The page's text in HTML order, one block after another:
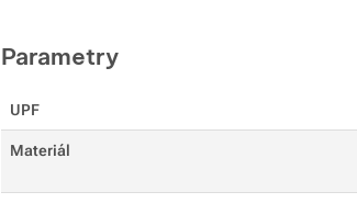
Parametry
UPF
Materiál